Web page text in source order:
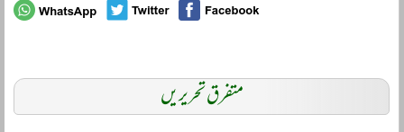
متفرق تحریریں